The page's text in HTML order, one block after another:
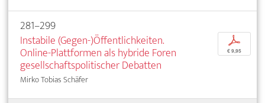
281–299
Instabile (Gegen-)Öffentlichkeiten.
Online-Plattformen als hybride Foren
gesellschaftspolitischer Debatten
Mirko Tobias Schäfer
p
€ 9,95